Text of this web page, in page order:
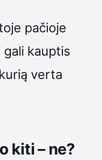
pačioje
kauptis
verta
kiti – ne?